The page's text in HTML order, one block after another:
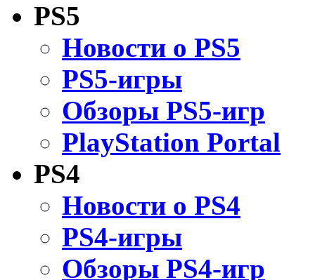
PS5
Новости о PS5
PS5-игры
Обзоры PS5-игр
PlayStation Portal
PS4
Новости о PS4
PS4-игры
Обзоры PS4-игр